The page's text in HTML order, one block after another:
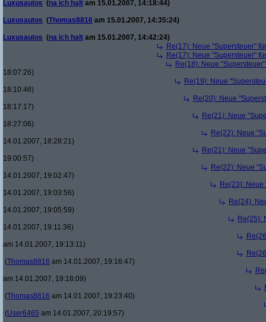
Luxusautos (na ich halt am 15.01.2007, 14:18:44)
Luxusautos (Thomas8816 am 15.01.2007, 14:35:24)
Luxusautos (na ich halt am 15.01.2007, 14:42:24)
Re(17): Neue "Supersteuer"
Re(17): Neue "Supersteuer"
Re(18): Neue
18:07:26)
Re(19): Neue
18:10:46)
Re(20): Neue
18:17:17)
Re(21): Neue
18:27:06)
Re(22): Neue
14.01.2007, 18:28:21)
Re(21): Neue
19:00:57)
Re(22): Neue
14.01.2007, 19:02:47)
Re(23):
14.01.2007, 19:03:56)
Re(24):
14.01.2007, 19:05:59)
Re(25):
14.01.2007, 19:11:36)
am 14.01.2007, 19:13:11)
(Thomas8816 am 14.01.2007, 19:16:47)
am 14.01.2007, 19:18:09)
(Thomas8816 am 14.01.2007, 19:23:40)
(User6465 am 14.01.2007, 20:19:57)